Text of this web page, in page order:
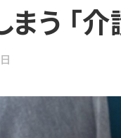
う 「